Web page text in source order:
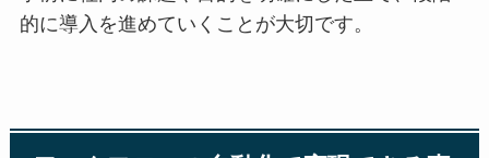
的に導入を進めていくことが大切です。